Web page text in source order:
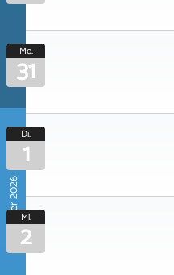
Mo.
31
September 2026
Di.
1
Mi.
2